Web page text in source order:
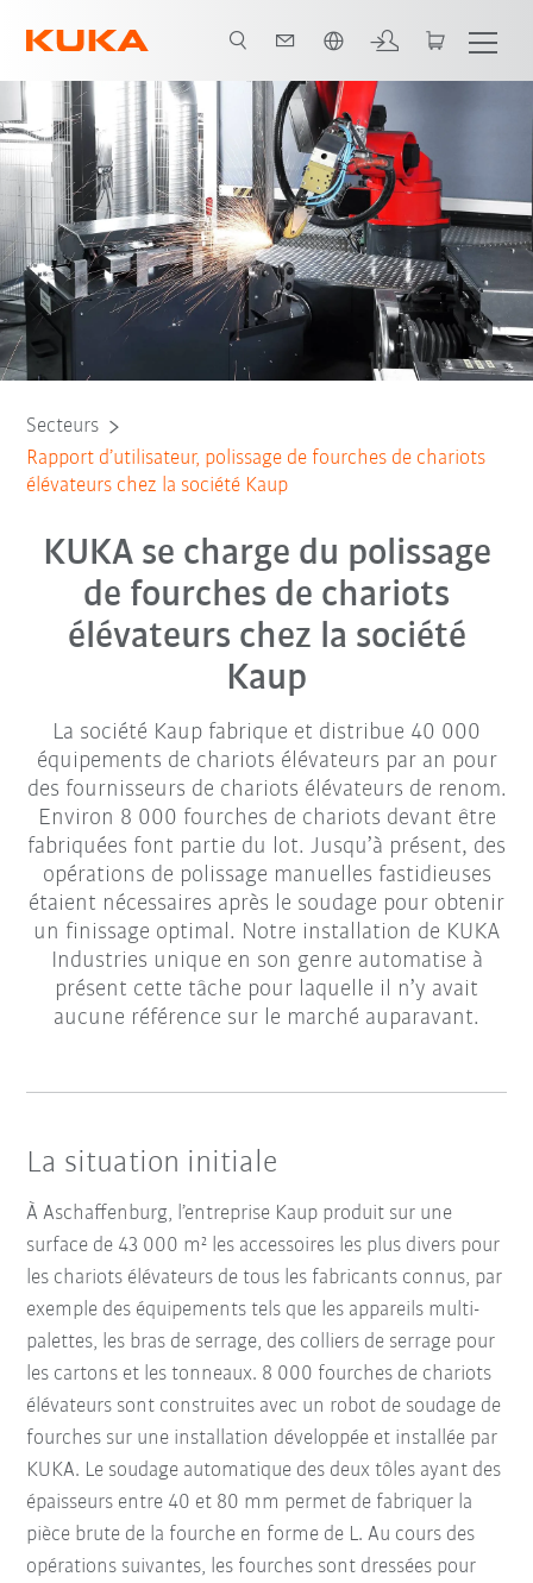
Tous les partenaires du système
Secteurs
Rapport d’utilisateur, polissage de fourches de chariots
élévateurs chez la société Kaup
KUKA se charge du polissage
de fourches de chariots
élévateurs chez la société
Kaup
La société Kaup fabrique et distribue 40 000
équipements de chariots élévateurs par an pour
des fournisseurs de chariots élévateurs de renom.
Environ 8 000 fourches de chariots devant être
fabriquées font partie du lot. Jusqu’à présent, des
opérations de polissage manuelles fastidieuses
étaient nécessaires après le soudage pour obtenir
un finissage optimal. Notre installation de KUKA
Industries unique en son genre automatise à
présent cette tâche pour laquelle il n’y avait
aucune référence sur le marché auparavant.
La situation initiale
À Aschaffenburg, l’entreprise Kaup produit sur une
surface de 43 000 m² les accessoires les plus divers pour
les chariots élévateurs de tous les fabricants connus, par
exemple des équipements tels que les appareils multi-
palettes, les bras de serrage, des colliers de serrage pour
les cartons et les tonneaux. 8 000 fourches de chariots
élévateurs sont construites avec un robot de soudage de
fourches sur une installation développée et installée par
KUKA. Le soudage automatique des deux tôles ayant des
épaisseurs entre 40 et 80 mm permet de fabriquer la
pièce brute de la fourche en forme de L. Au cours des
opérations suivantes, les fourches sont dressées pour